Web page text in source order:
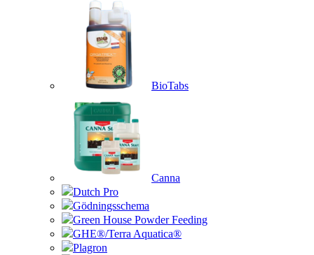
BioTabs
Canna
Dutch Pro
Gödningsschema
Green House Powder Feeding
GHE®/Terra Aquatica®
Plagron